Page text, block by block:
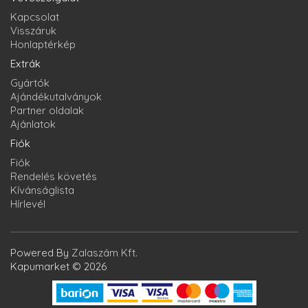
Kapcsolat
Visszáruk
Honlaptérkép
Extrák
Gyártók
Ajándékutalványok
Partner oldalak
Ajánlatok
Fiók
Fiók
Rendelés követés
Kívánságlista
Hírlevél
Powered By Zalaszám Kft.
Kapumarket © 2026